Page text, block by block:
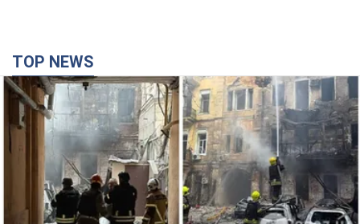
TOP NEWS